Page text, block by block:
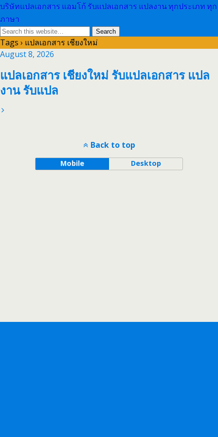
บริษัทแปลเอกสาร แอมโก้ รับแปลเอกสาร แปลงาน ทุกประเภท ทุก
ภาษา
Tags › แปลเอกสาร เชียงใหม่
August 8, 2026
แปลเอกสาร เชียงใหม่ รับแปลเอกสาร แปล
งาน รับแปล
Back to top
Mobile Desktop